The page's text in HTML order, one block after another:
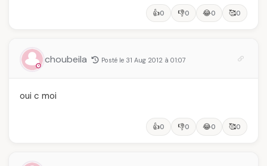
👍0 👎0 😂0 🥰0
choubeila Posté le 31 Aug 2012 à 01:07
oui c moi
👍0 👎0 😂0 🥰0